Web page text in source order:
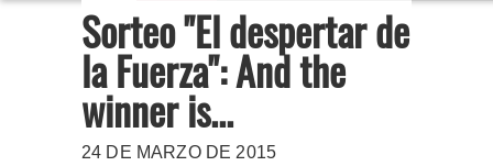
Sorteo "El despertar de
la Fuerza": And the
winner is...
24 DE MARZO DE 2015